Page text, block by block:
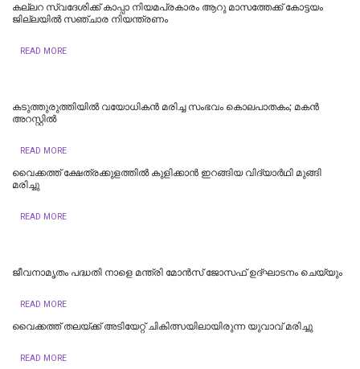
കല്ലറ സ്വദേശിക്ക് കാപ്പാ നിയമപ്രകാരം ആറു മാസത്തേക്ക് കോട്ടയം
ജില്ലയിൽ സഞ്ചാര നിയന്ത്രണം
READ MORE
കടുത്തുരുത്തിയിൽ വയോധികന്‍ മരിച്ച സംഭവം കൊലപാതകം; മകന്‍
അറസ്റ്റില്‍
READ MORE
വൈക്കത്ത് ക്ഷേത്രക്കുളത്തിൽ കുളിക്കാൻ ഇറങ്ങിയ വിദ്യാർഥി മുങ്ങി
മരിച്ചു
READ MORE
ജീവനാമൃതം പദ്ധതി നാളെ മന്ത്രി മോന്‍സ് ജോസഫ് ഉദ്ഘാടനം ചെയ്യും
READ MORE
വൈക്കത്ത് തലയ്ക്ക് അടിയേറ്റ് ചികിത്സയിലായിരുന്ന യുവാവ് മരിച്ചു
READ MORE